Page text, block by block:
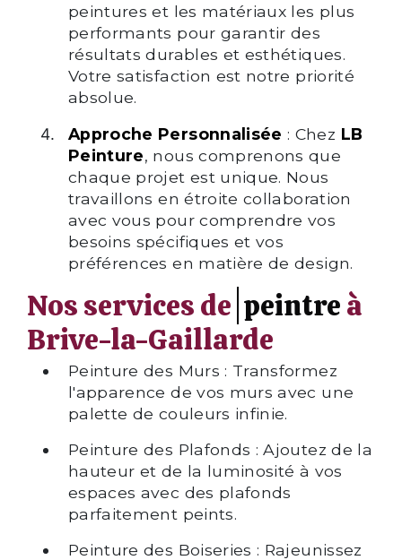
peintures et les matériaux les plus
performants pour garantir des
résultats durables et esthétiques.
Votre satisfaction est notre priorité
absolue.
Approche Personnalisée : Chez LB
Peinture, nous comprenons que
chaque projet est unique. Nous
travaillons en étroite collaboration
avec vous pour comprendre vos
besoins spécifiques et vos
préférences en matière de design.
Nos services de peintreà
Brive-la-Gaillarde
Peinture des Murs : Transformez
l'apparence de vos murs avec une
palette de couleurs infinie.
Peinture des Plafonds : Ajoutez de la
hauteur et de la luminosité à vos
espaces avec des plafonds
parfaitement peints.
Peinture des Boiseries : Rajeunissez